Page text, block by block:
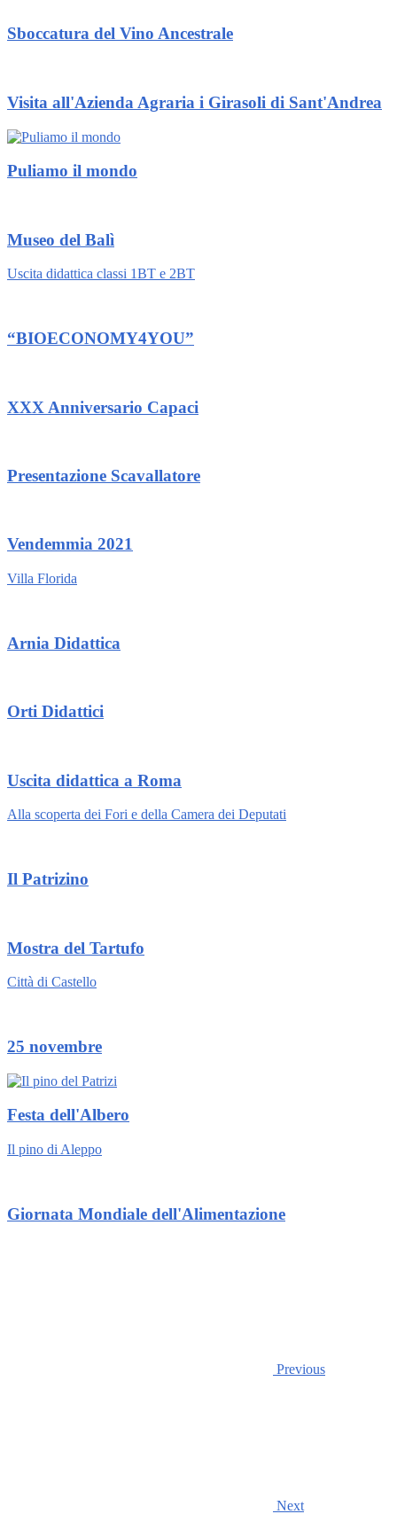
Sboccatura del Vino Ancestrale
Visita all'Azienda Agraria i Girasoli di Sant'Andrea
Puliamo il mondo
Museo del Balì
Uscita didattica classi 1BT e 2BT
“BIOECONOMY4YOU”
XXX Anniversario Capaci
Presentazione Scavallatore
Vendemmia 2021
Villa Florida
Arnia Didattica
Orti Didattici
Uscita didattica a Roma
Alla scoperta dei Fori e della Camera dei Deputati
Il Patrizino
Mostra del Tartufo
Città di Castello
25 novembre
Festa dell'Albero
Il pino di Aleppo
Giornata Mondiale dell'Alimentazione
Previous
Next